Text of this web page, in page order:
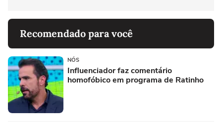
Recomendado para você
NÓS
Influenciador faz comentário
homofóbico em programa de Ratinho